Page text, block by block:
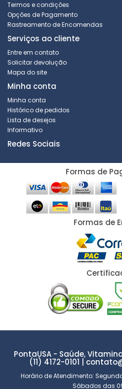
Termos e condições
Opções de Pagamento
Rastreamento de Encomendas
Serviços ao cliente
Entre em contato
Solicitar devolução
Mapa do site
Minha conta
Minha conta
Histórico de pedidos
Lista de desejos
Informativo
Redes Sociais
Formas de
Formas de
PontaUSA - Saúde,
(11) 4172-0101 |
Horário de Atendimento:
Sábados das